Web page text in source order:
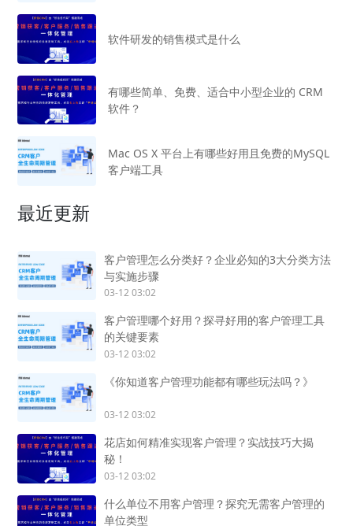
软件研发的销售模式是什么
有哪些简单、免费、适合中小型企业的 CRM
软件？
Mac OS X 平台上有哪些好用且免费的MySQL
客户端工具
最近更新
客户管理怎么分类好？企业必知的3大分类方法
与实施步骤
03-12 03:02
客户管理哪个好用？探寻好用的客户管理工具
的关键要素
03-12 03:02
《你知道客户管理功能都有哪些玩法吗？》
03-12 03:02
花店如何精准实现客户管理？实战技巧大揭
秘！
03-12 03:02
什么单位不用客户管理？探究无需客户管理的
单位类型